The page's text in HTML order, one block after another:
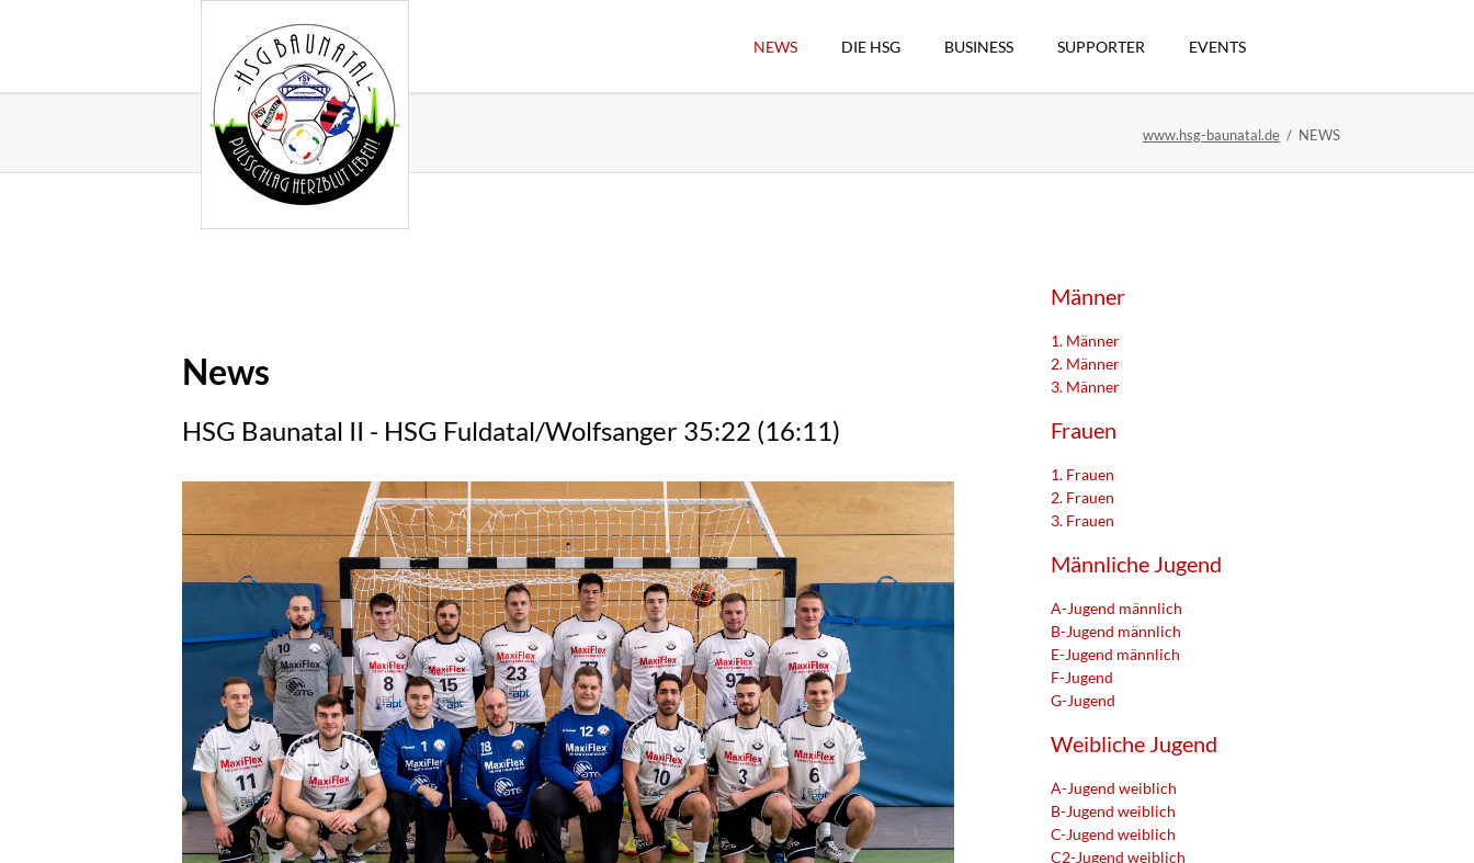
NEWS DIE HSG
Historie
BUSINESS SUPPORTER EVENTS
www.hsg-baunatal.de NEWS
News
HSG Baunatal II - HSG Fuldatal/Wolfsanger 35:22 (16:11)
Männer
1. Männer
2. Männer
3. Männer
Frauen
1. Frauen
2. Frauen
3. Frauen
Männliche Jugend
A-Jugend männlich
B-Jugend männlich
E-Jugend männlich
F-Jugend
G-Jugend
Weibliche Jugend
A-Jugend weiblich
B-Jugend weiblich
C-Jugend weiblich
C2-Jugend weiblich